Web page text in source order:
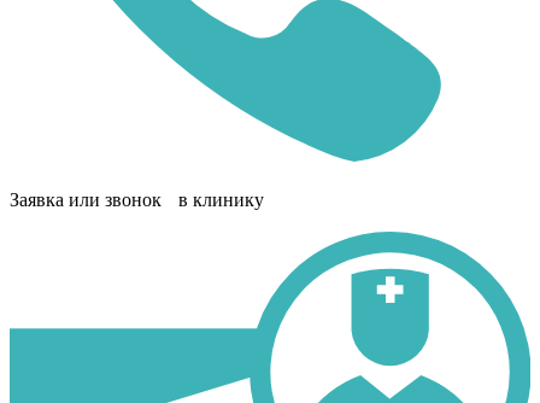
Заявка или звонок в клинику